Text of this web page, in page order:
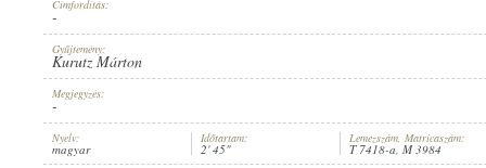
PUBLISHER: QUALITON
Címfordítás:
-
Gyűjtemény:
Kurutz Márton
Megjegyzés:
-
Nyelv:
magyar
Időtartam:
2' 45"
Lemezszám, Matricaszám:
T 7418-a, M 3984